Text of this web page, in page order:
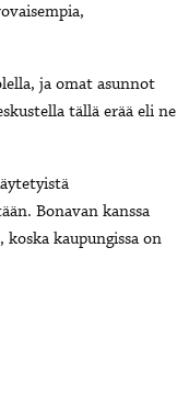
ja omat asunnot
tällä erää eli ne
Bonavan kanssa
kaupungissa on